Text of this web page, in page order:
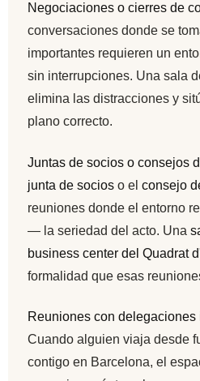
Negociaciones o cierres de
conversaciones donde se
importantes requieren un
sin interrupciones. Una sala
elimina las distracciones y
plano correcto.
Juntas de socios o consejos
junta de socios o el consejo
reuniones donde el entorno
— la seriedad del acto. Una
business center del Quadrat
formalidad que esas
Reuniones con delegaciones
Cuando alguien viaja desde
contigo en Barcelona, el